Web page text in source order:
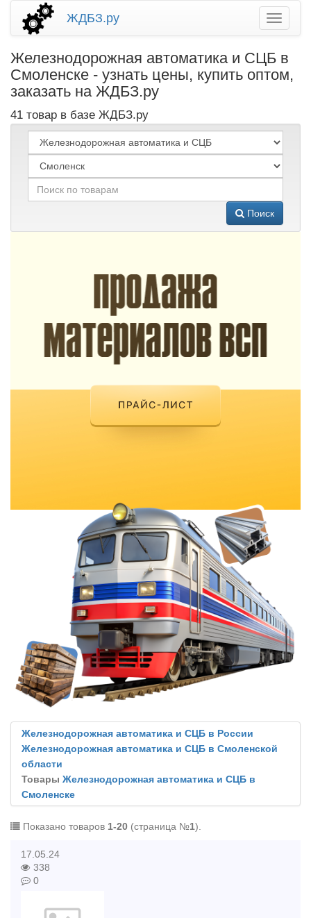
ЖДБЗ.ру
Железнодорожная автоматика и СЦБ в
Смоленске - узнать цены, купить оптом,
заказать на ЖДБЗ.ру
41 товар в базе ЖДБЗ.ру
Поиск
Железнодорожная автоматика и СЦБ в России
Железнодорожная автоматика и СЦБ в Смоленской
области
Товары Железнодорожная автоматика и СЦБ в
Смоленске
Показано товаров 1-20 (страница №1).
17.05.24
338
0